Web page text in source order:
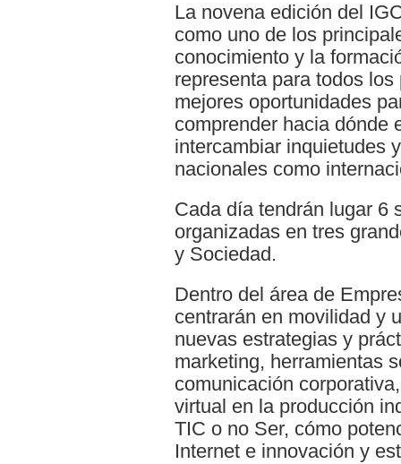
La novena edición del
como uno de los
conocimiento y la
representa para todos
mejores oportunidades
comprender hacia dónde
intercambiar inquietudes
nacionales como
Cada día tendrán lugar 6
organizadas en tres
y Sociedad.
Dentro del área de
centrarán en movilidad y
nuevas estrategias y
marketing, herramientas
comunicación
virtual en la producción
TIC o no Ser, cómo
Internet e innovación y